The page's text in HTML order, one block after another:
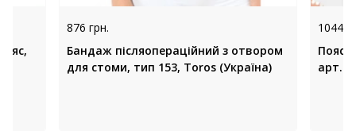
876 грн.
Бандаж післяопераційний з отвором
для стоми, тип 153, Toros (Україна)
1044
Пояс